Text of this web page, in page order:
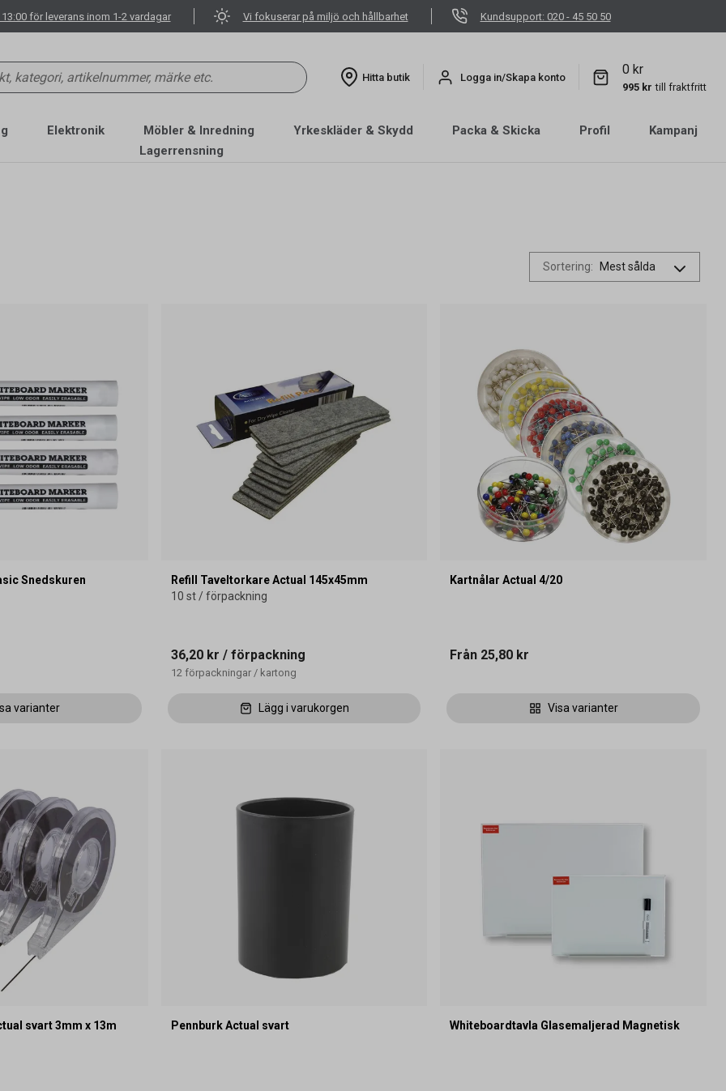
för leverans inom 1-2 vardagar Vi fokuserar på miljö och hållbarhet Kundsupport: 020 - 45 50 50
Hitta butik Logga in/Skapa konto
0 kr
995 kr till fraktfritt
Elektronik Möbler & Inredning Yrkeskläder & Skydd Packa & Skicka Profil
Kampanj
Lagerrensning
Sortering:
Snedskuren
varianter
Refill Taveltorkare Actual 145x45mm
10 st / förpackning
36,20 kr / förpackning
12 förpackningar/ kartong
Lägg i varukorgen
Kartnålar Actual 4/20
Från 25,80 kr
Visa varianter
svart 3mm x 13m Pennburk Actual svart Whiteboardtavla Glasemaljerad Magnetisk